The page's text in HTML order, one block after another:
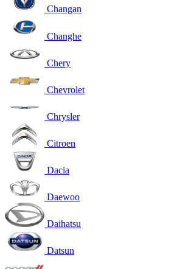
Changan
Changhe
Chery
Chevrolet
Chrysler
Citroen
Dacia
Daewoo
Daihatsu
Datsun